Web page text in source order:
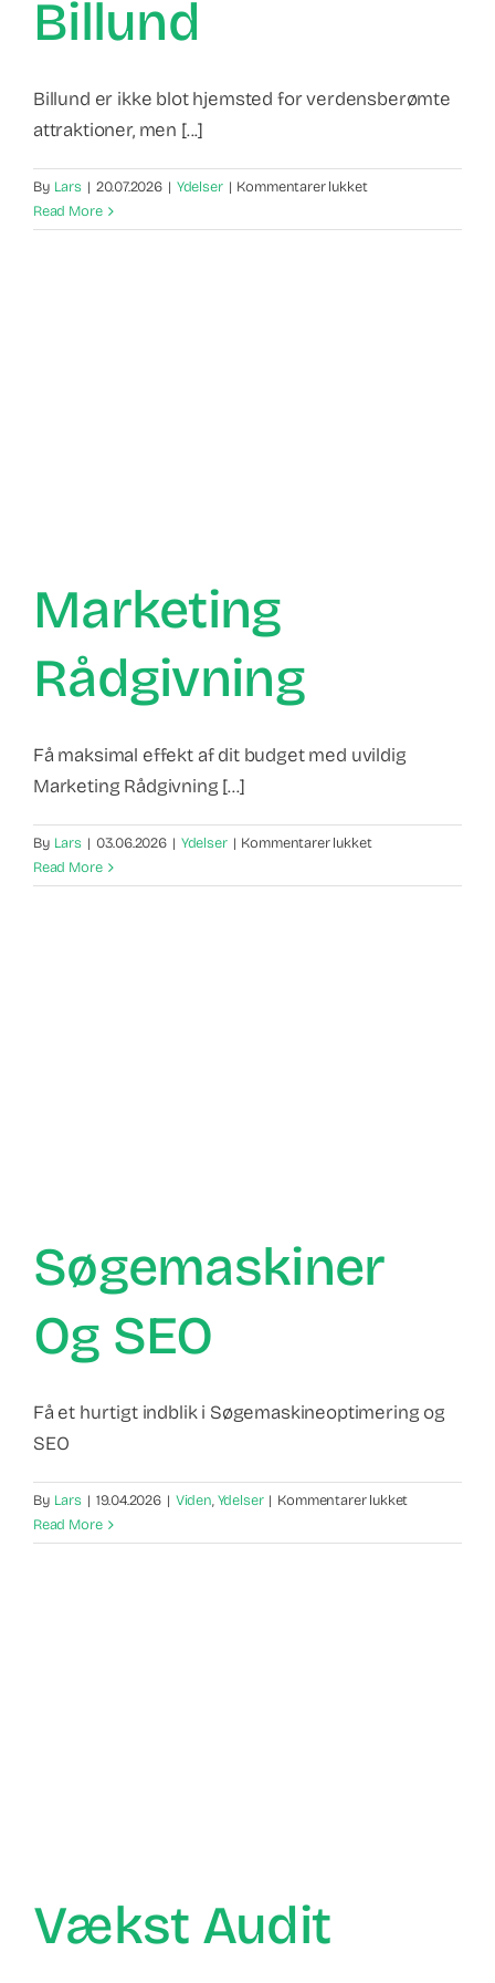
Billund
Billund er ikke blot hjemsted for verdensberømte
attraktioner, men [...]
By Lars | 20.07.2026 | Ydelser | Kommentarer lukkettil
marketing
Read More
Marketing
Rådgivning
Få maksimal effekt af dit budget med uvildig
Marketing Rådgivning [...]
By Lars | 03.06.2026 | Ydelser | Kommentarer lukkettil
Rådgivning
Read More
Søgemaskiner
Og SEO
Få et hurtigt indblik i Søgemaskineoptimering og
SEO
By Lars | 19.04.2026 | Viden,Ydelser | Kommentarer lukkettil
og
Read More
Vækst Audit